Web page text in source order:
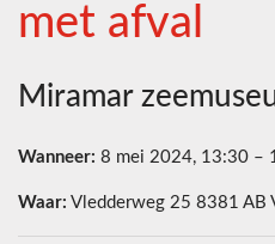
met afval
Miramar
Wanneer: 8 mei 2024, 13:30 –
Waar: Vledderweg 25 8381 AB